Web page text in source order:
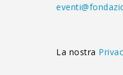
La nostra